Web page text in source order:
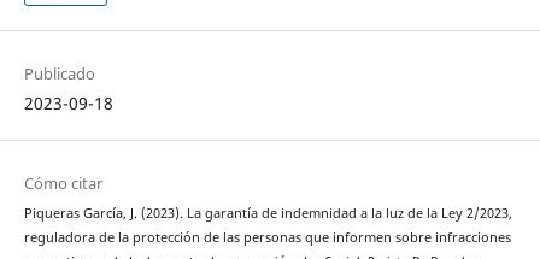
Publicado
2023-09-18
Cómo citar
Piqueras García, J. (2023). La garantía de indemnidad a la luz de la Ley 2/2023,
reguladora de la protección de las personas que informen sobre infracciones